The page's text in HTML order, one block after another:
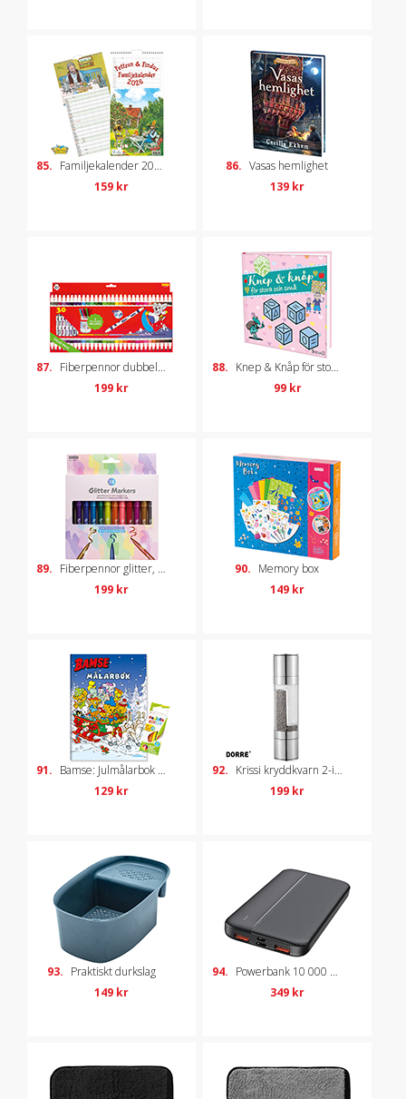
85. Familjekalender 2026 – Pettson & Findus
159 kr
86. Vasas hemlighet
139 kr
87. Fiberpennor dubbelspets, 30-pack
199 kr
88. Knep & Knåp för stora och små
99 kr
89. Fiberpennor glitter, 12-pack
199 kr
90. Memory box
149 kr
91. Bamse: Julmålarbok + färgpennor
129 kr
92. Krissi kryddkvarn 2-i-1
199 kr
93. Praktiskt durkslag
149 kr
94. Powerbank 10 000 mAh
349 kr